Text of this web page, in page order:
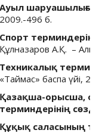
Ауыл
2009.-496 б.
Спорт
Құлназаров А.Қ. –
Техникалық
«Таймас» баспа үйі,
Қазақша-орысша,
терминдерінің
Құқық саласының